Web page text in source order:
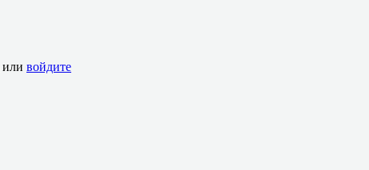
или войдите